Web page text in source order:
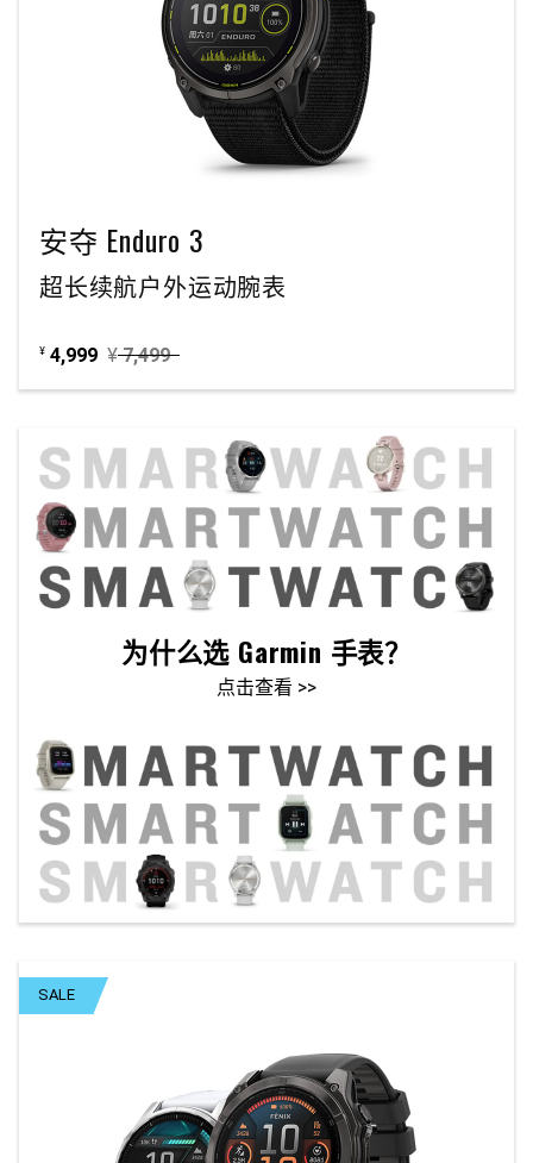
安夺 Enduro 3
超长续航户外运动腕表
¥ 4,999 ¥ 7,499
为什么选 Garmin 手表？
点击查看 >>
SALE